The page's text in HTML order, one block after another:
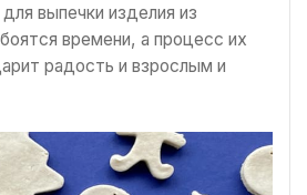
выпечки изделия из
времени, а процесс их
радость и взрослым и